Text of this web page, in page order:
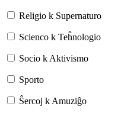
Religio k Supernaturo
Scienco k Teĥnologio
Socio k Aktivismo
Sporto
Ŝercoj k Amuziĝo